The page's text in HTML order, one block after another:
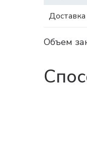
Объем